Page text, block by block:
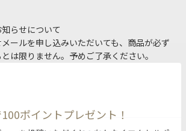
らせについて
ールを申し込みいただいても、商品が必ず
は限りません。予めご了承ください。
ポイントプレゼント！